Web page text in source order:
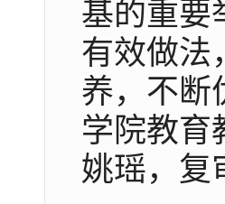
基的重要
有效做法
养，不断
学院教育
姚瑶，复